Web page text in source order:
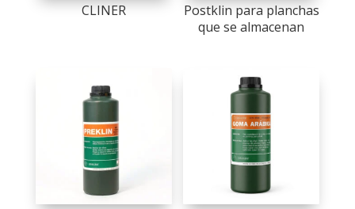
CLINER
Postklin para planchas
que se almacenan